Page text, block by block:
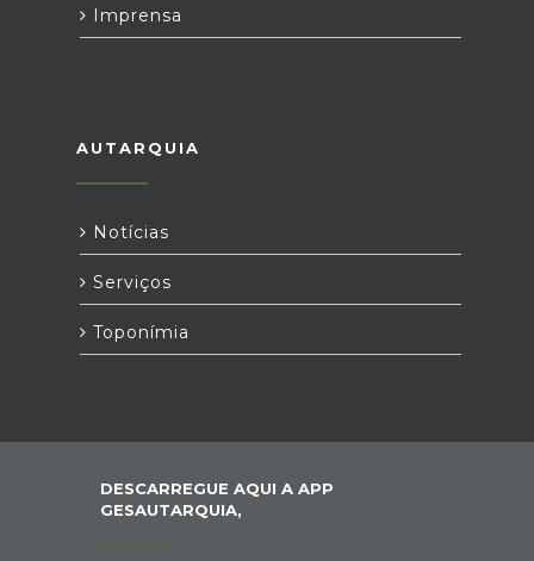
Imprensa
AUTARQUIA
Notícias
Serviços
Toponímia
DESCARREGUE AQUI A APP
GESAUTARQUIA,